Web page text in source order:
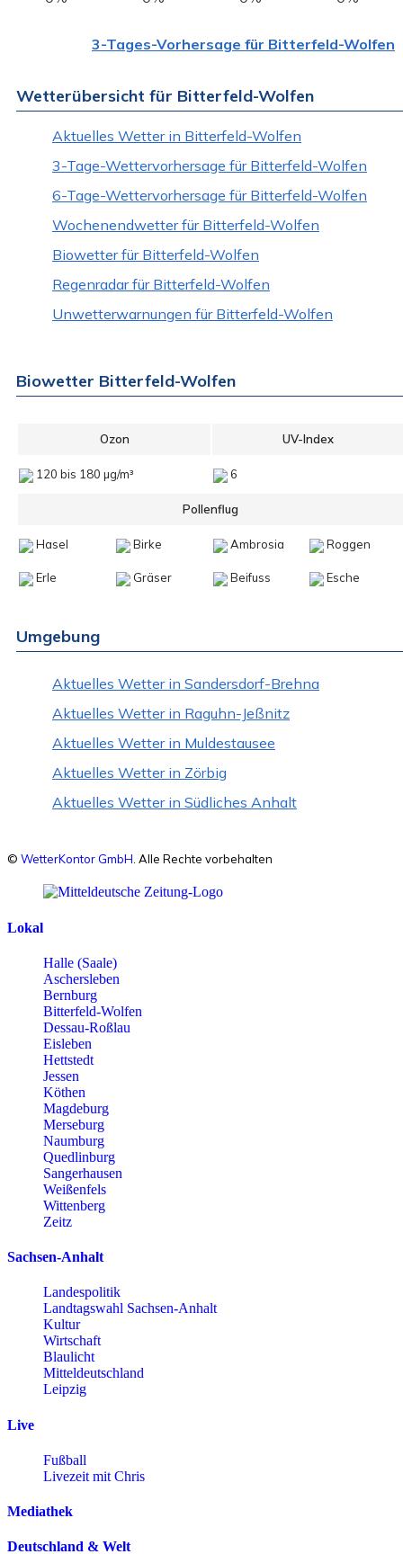
3-Tages-Vorhersage für Bitterfeld-Wolfen
Wetterübersicht für Bitterfeld-Wolfen
Aktuelles Wetter in Bitterfeld-Wolfen
3-Tage-Wettervorhersage für Bitterfeld-Wolfen
6-Tage-Wettervorhersage für Bitterfeld-Wolfen
Wochenendwetter für Bitterfeld-Wolfen
Biowetter für Bitterfeld-Wolfen
Regenradar für Bitterfeld-Wolfen
Unwetterwarnungen für Bitterfeld-Wolfen
Biowetter Bitterfeld-Wolfen
Ozon UV-Index
120 bis 180 µg/m³ 6
Pollenflug
Hasel Birke Ambrosia Roggen
Erle Gräser Beifuss Esche
Umgebung
Aktuelles Wetter in Sandersdorf-Brehna
Aktuelles Wetter in Raguhn-Jeßnitz
Aktuelles Wetter in Muldestausee
Aktuelles Wetter in Zörbig
Aktuelles Wetter in Südliches Anhalt
© WetterKontor GmbH. Alle Rechte vorbehalten
Lokal
Halle (Saale)
Aschersleben
Bernburg
Bitterfeld-Wolfen
Dessau-Roßlau
Eisleben
Hettstedt
Jessen
Köthen
Magdeburg
Merseburg
Naumburg
Quedlinburg
Sangerhausen
Weißenfels
Wittenberg
Zeitz
Sachsen-Anhalt
Landespolitik
Landtagswahl Sachsen-Anhalt
Kultur
Wirtschaft
Blaulicht
Mitteldeutschland
Leipzig
Live
Fußball
Livezeit mit Chris
Mediathek
Deutschland & Welt